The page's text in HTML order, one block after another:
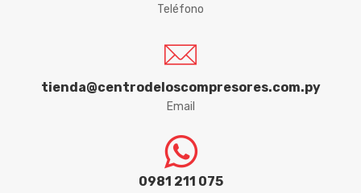
Teléfono
tienda@centrodeloscompresores.com.py
Email
0981 211 075